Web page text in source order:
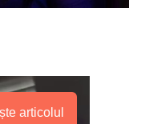
articolul